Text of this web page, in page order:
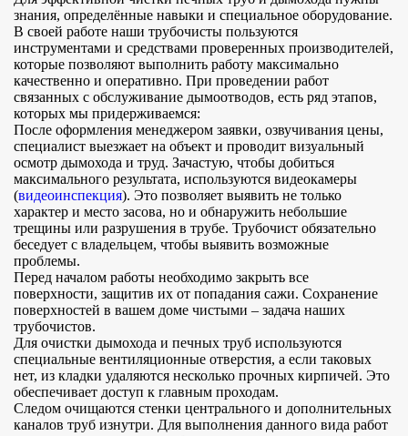
знания, определённые навыки и специальное оборудование.
В своей работе наши трубочисты пользуются
инструментами и средствами проверенных производителей,
которые позволяют выполнить работу максимально
качественно и оперативно. При проведении работ
связанных с обслуживание дымоотводов, есть ряд этапов,
которых мы придерживаемся:
После оформления менеджером заявки, озвучивания цены,
специалист выезжает на объект и проводит визуальный
осмотр дымохода и труд. Зачастую, чтобы добиться
максимального результата, используются видеокамеры
(видеоинспекция). Это позволяет выявить не только
характер и место засова, но и обнаружить небольшие
трещины или разрушения в трубе. Трубочист обязательно
беседует с владельцем, чтобы выявить возможные
проблемы.
Перед началом работы необходимо закрыть все
поверхности, защитив их от попадания сажи. Сохранение
поверхностей в вашем доме чистыми – задача наших
трубочистов.
Для очистки дымохода и печных труб используются
специальные вентиляционные отверстия, а если таковых
нет, из кладки удаляются несколько прочных кирпичей. Это
обеспечивает доступ к главным проходам.
Следом очищаются стенки центрального и дополнительных
каналов труб изнутри. Для выполнения данного вида работ